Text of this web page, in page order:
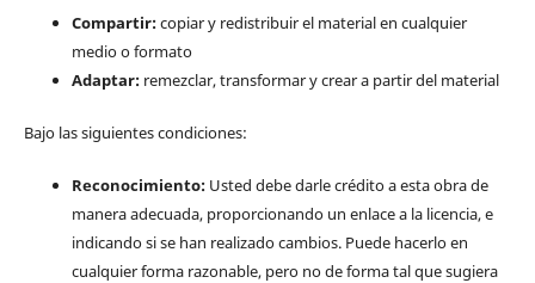
Compartir:copiar y redistribuir el material en cualquier
medio o formato
Adaptar:remezclar, transformar y crear a partir del material
Bajo las siguientes condiciones:
Reconocimiento:Usted debe darle crédito a esta obra de
manera adecuada, proporcionando un enlace a la licencia, e
indicando si se han realizado cambios. Puede hacerlo en
cualquier forma razonable, pero no de forma tal que sugiera